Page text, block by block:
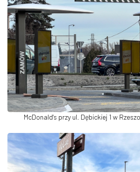
McDonald's przy ul. Dębickiej 1 w